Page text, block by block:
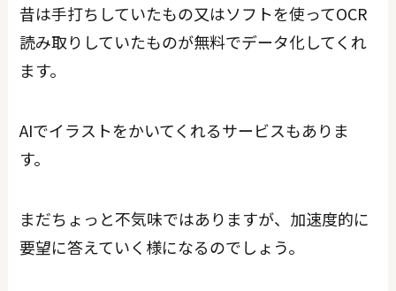
昔は手打ちしていたもの又はソフトを使ってOCR
読み取りしていたものが無料でデータ化してくれ
ます。
AIでイラストをかいてくれるサービスもありま
す。
まだちょっと不気味ではありますが、加速度的に
要望に答えていく様になるのでしょう。